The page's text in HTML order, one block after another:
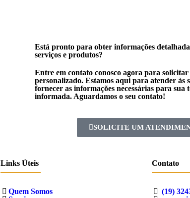
Está pronto para obter informações
serviços e produtos?
Entre em contato conosco agora para
personalizado. Estamos aqui para atender às
fornecer as informações necessárias para sua
informada. Aguardamos o seu contato!
SOLICITE UM
Links Úteis
Quem Somos
Contato
(19)